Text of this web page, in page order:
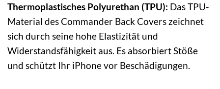
Thermoplastisches Polyurethan (TPU): Das TPU-
Material des Commander Back Covers zeichnet
sich durch seine hohe Elastizität und
Widerstandsfähigkeit aus. Es absorbiert Stöße
und schützt Ihr iPhone vor Beschädigungen.